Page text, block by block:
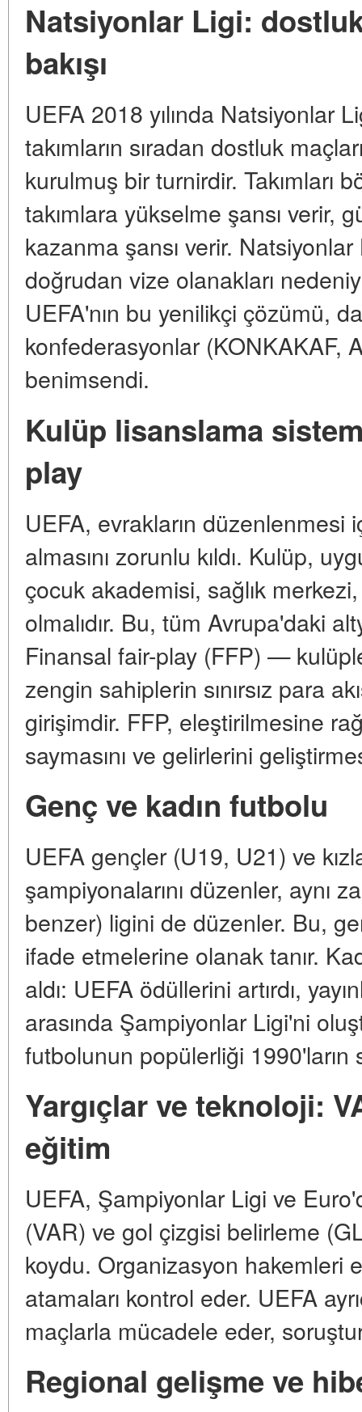
Natsiyonlar Ligi:
bakışı
UEFA 2018 yılında Natsiyonlar
takımların sıradan dostluk
kurulmuş bir turnirdir. Takımları
takımlara yükselme şansı verir,
kazanma şansı verir.
doğrudan vize olanakları
UEFA'nın bu yenilikçi çözümü,
konfederasyonlar (KONKAKAF,
benimsendi.
Kulüp lisanslama
play
UEFA, evrakların düzenlenmesi
almasını zorunlu kıldı. Kulüp,
çocuk akademisi, sağlık
olmalıdır. Bu, tüm Avrupa'daki
Finansal fair-play (FFP) —
zengin sahiplerin sınırsız para
girişimdir. FFP, eleştirilmesine
saymasını ve gelirlerini
Genç ve kadın futbolu
UEFA gençler (U19, U21) ve
şampiyonalarını düzenler, aynı
benzer) ligini de düzenler. Bu,
ifade etmelerine olanak tanır.
aldı: UEFA ödüllerini artırdı,
arasında Şampiyonlar Ligi'ni
futbolunun popülerliği 1990'ların
Yargıçlar ve teknoloji:
eğitim
UEFA, Şampiyonlar Ligi ve
(VAR) ve gol çizgisi belirleme
koydu. Organizasyon hakemleri
atamaları kontrol eder. UEFA
maçlarla mücadele eder,
Regional gelişme ve